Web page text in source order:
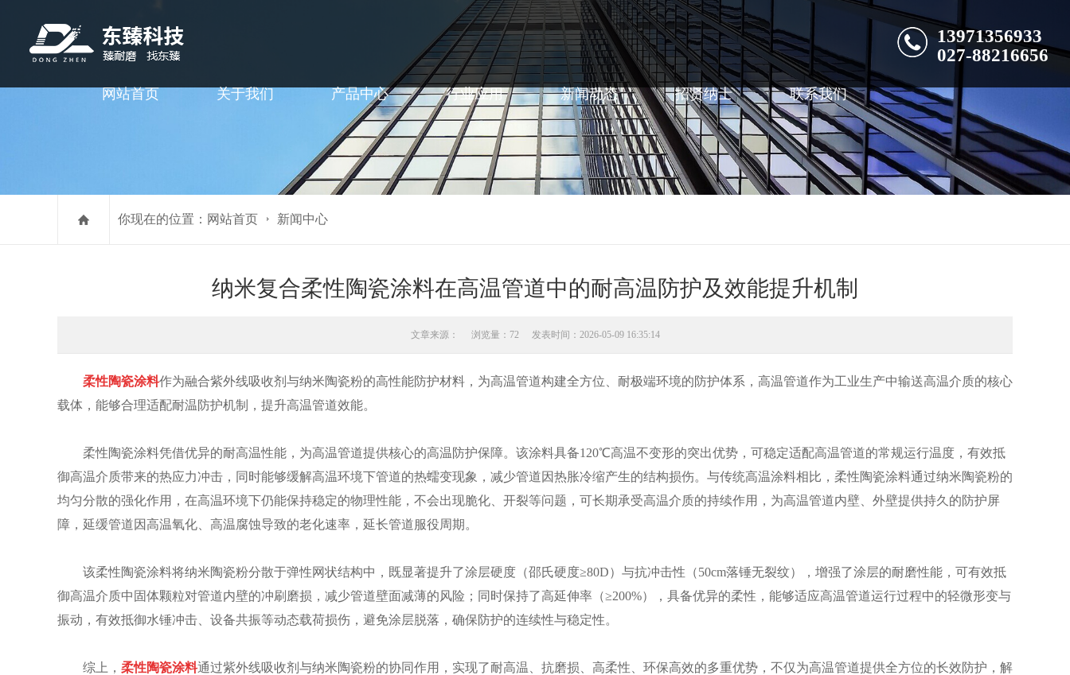
13971356933
027-88216656
网站首页 关于我们 产品中心 行业应用 新闻动态 招贤纳士 联系我们
你现在的位置： 网站首页 新闻中心
纳米复合柔性陶瓷涂料在高温管道中的耐高温防护及效能提升机制
文章来源： 浏览量：72 发表时间：2026-05-09 16:35:14
柔性陶瓷涂料作为融合紫外线吸收剂与纳米陶瓷粉的高性能防护材料，为高温管道构建全方位、耐极端环境的防护体系，高温管道作为工业生产中输送高温介质的核心
载体，能够合理适配耐温防护机制，提升高温管道效能。
柔性陶瓷涂料凭借优异的耐高温性能，为高温管道提供核心的高温防护保障。该涂料具备120℃高温不变形的突出优势，可稳定适配高温管道的常规运行温度，有效抵
御高温介质带来的热应力冲击，同时能够缓解高温环境下管道的热蠕变现象，减少管道因热胀冷缩产生的结构损伤。与传统高温涂料相比，柔性陶瓷涂料通过纳米陶瓷粉的
均匀分散的强化作用，在高温环境下仍能保持稳定的物理性能，不会出现脆化、开裂等问题，可长期承受高温介质的持续作用，为高温管道内壁、外壁提供持久的防护屏
障，延缓管道因高温氧化、高温腐蚀导致的老化速率，延长管道服役周期。
该柔性陶瓷涂料将纳米陶瓷粉分散于弹性网状结构中，既显著提升了涂层硬度（邵氏硬度≥80D）与抗冲击性（50cm落锤无裂纹），增强了涂层的耐磨性能，可有效抵
御高温介质中固体颗粒对管道内壁的冲刷磨损，减少管道壁面减薄的风险；同时保持了高延伸率（≥200%），具备优异的柔性，能够适应高温管道运行过程中的轻微形变与
振动，有效抵御水锤冲击、设备共振等动态载荷损伤，避免涂层脱落，确保防护的连续性与稳定性。
综上， 柔性陶瓷涂料通过紫外线吸收剂与纳米陶瓷粉的协同作用，实现了耐高温、抗磨损、高柔性、环保高效的多重优势，不仅为高温管道提供全方位的长效防护，解